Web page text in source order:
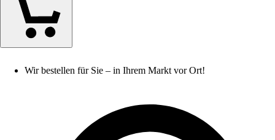
Wir bestellen für Sie – in Ihrem Markt vor Ort!